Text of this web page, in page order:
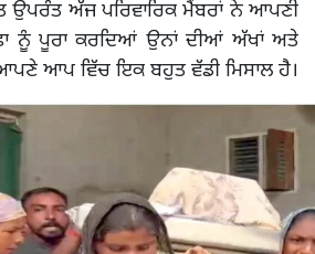
ਉਪਰੰਤ ਅੱਜ ਪਰਿਵਾਰਿਕ ਮੈਂਬਰਾਂ ਨੇ ਆਪਣੀ
ਨੂੰ ਪੂਰਾ ਕਰਦਿਆਂ ਉਨਾਂ ਦੀਆਂ ਅੱਖਾਂ ਅਤੇ
ਆਪਣੇ ਆਪ ਵਿੱਚ ਇਕ ਬਹੁਤ ਵੱਡੀ ਮਿਸਾਲ ਹੈ।